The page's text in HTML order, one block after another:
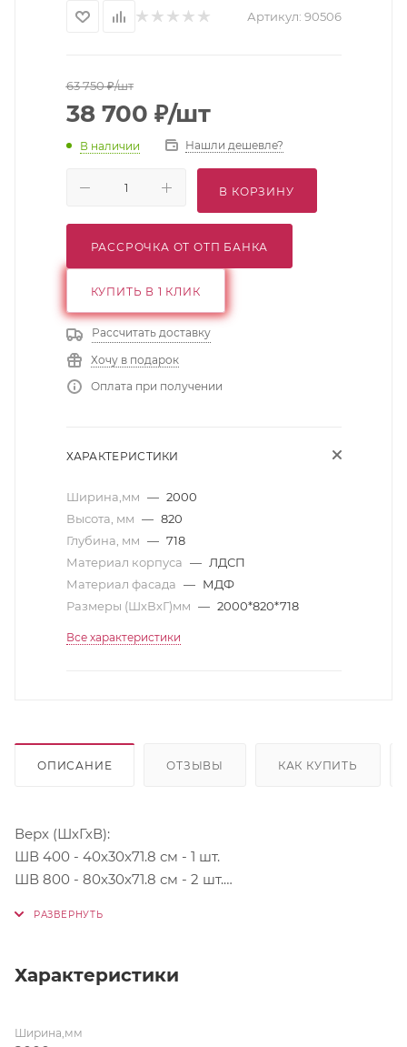
Артикул: 90506
63 750₽/шт
38 700 ₽/шт
В наличии Нашли дешевле?
В КОРЗИНУ
РАССРОЧКА ОТ ОТП БАНКА
КУПИТЬ В 1 КЛИК
Рассчитать доставку
Хочу в подарок
Оплата при получении
ХАРАКТЕРИСТИКИ
Ширина,мм — 2000
Высота, мм — 820
Глубина, мм — 718
Материал корпуса — ЛДСП
Материал фасада — МДФ
Размеры (ШхВхГ)мм — 2000*820*718
Все характеристики
ОПИСАНИЕ ОТЗЫВЫ КАК КУПИТЬ
Верх (ШхГхВ):
ШВ 400 - 40х30х71.8 см - 1 шт.
ШВ 800 - 80х30х71.8 см - 2 шт.
ШНМ 800 (490) - 80х50.6х82 см - 1 шт.
Столешница 200 см - 1 шт.
Характеристики
Ширина,мм